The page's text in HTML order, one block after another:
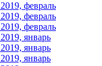
февраль
февраль
февраль
январь
январь
январь